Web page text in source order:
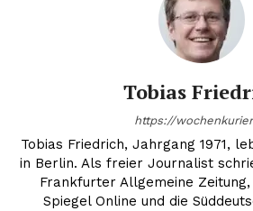
Tobias
https://
Tobias Friedrich, Jahrgang 1971,
in Berlin. Als freier Journalist
Frankfurter Allgemeine
Spiegel Online und die